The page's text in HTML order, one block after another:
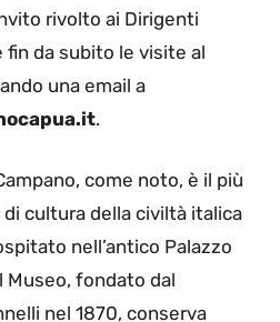
rivolto ai Dirigenti
da subito le visite al
una email a
.
come noto, è il più
cultura della civiltà italica
nell’antico Palazzo
Museo, fondato dal
nel 1870, conserva